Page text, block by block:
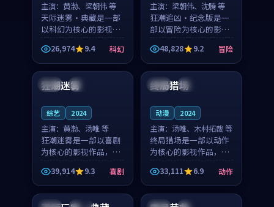
主演： 黄渤、梁朝伟 等
天际迷雾·典藏是一部
以科幻为核心的影视作
品，围绕危机、反转与
人物成长展开，整体节
奏紧凑，值得推荐观
看。
26,974 9.4 科幻
主演： 梁朝伟、沈腾 等
狂潮追凶·纪念版是一
部以冒险为核心的影视
作品，围绕危机、反转
与人物成长展开，整体
节奏紧凑，值得推荐观
看。
48,828 9.2 冒险
中国 杜比
狂潮迷雾
综艺 2024
主演： 黄渤、汤唯 等
狂潮迷雾是一部以喜剧
为核心的影视作品，围
绕危机、反转与人物成
长展开，整体节奏紧
凑，值得推荐观看。
39,914 9.3 喜剧
泰国 完结
终局猎场
动漫 2024
主演： 汤唯、木村拓哉 等
终局猎场是一部以动作
为核心的影视作品，围
绕危机、反转与人物成
长展开，整体节奏紧
凑，值得推荐观看。
33,111 6.9 动作